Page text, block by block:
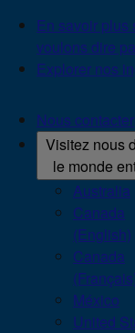
En savoir plus
voulons dire
Explorer nos
Nous contacter
Visitez nous
le monde
Australia
Canada
(English)
Canada
México
United